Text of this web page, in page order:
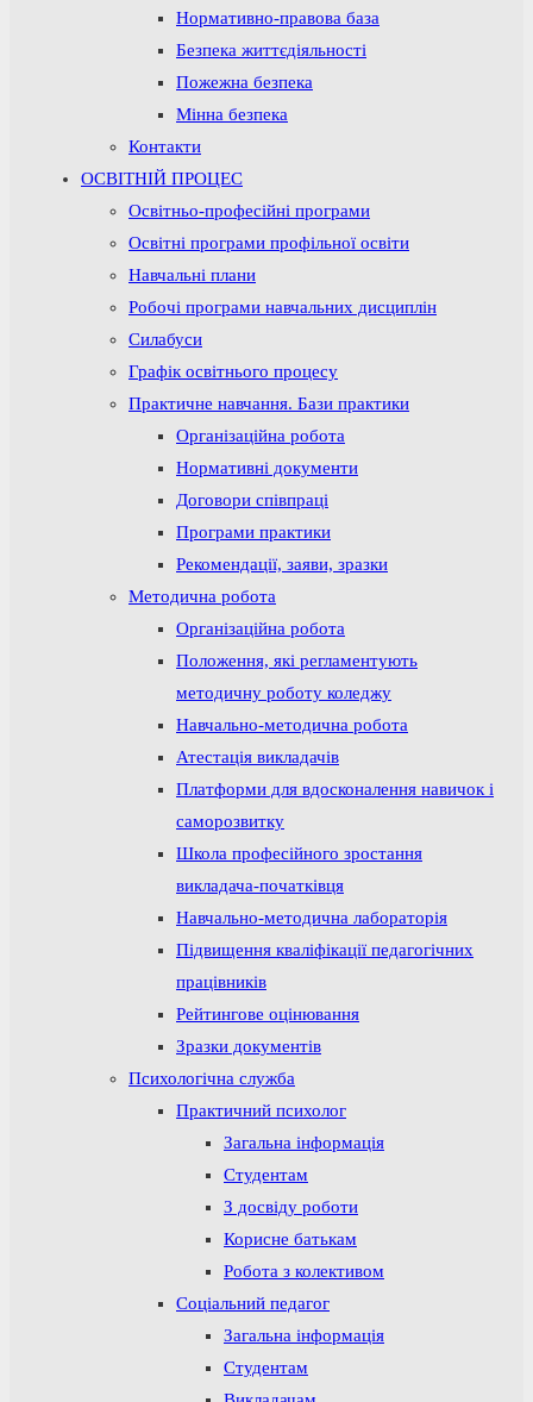
Нормативно-правова база
Безпека життєдіяльності
Пожежна безпека
Мінна безпека
Контакти
ОСВІТНІЙ ПРОЦЕС
Освітньо-професійні програми
Освітні програми профільної освіти
Навчальні плани
Робочі програми навчальних дисциплін
Силабуси
Графік освітнього процесу
Практичне навчання. Бази практики
Організаційна робота
Нормативні документи
Договори співпраці
Програми практики
Рекомендації, заяви, зразки
Методична робота
Організаційна робота
Положення, які регламентують
методичну роботу коледжу
Навчально-методична робота
Атестація викладачів
Платформи для вдосконалення навичок і
саморозвитку
Школа професійного зростання
викладача-початківця
Навчально-методична лабораторія
Підвищення кваліфікації педагогічних
працівників
Рейтингове оцінювання
Зразки документів
Психологічна служба
Практичний психолог
Загальна інформація
Студентам
З досвіду роботи
Корисне батькам
Робота з колективом
Соціальний педагог
Загальна інформація
Студентам